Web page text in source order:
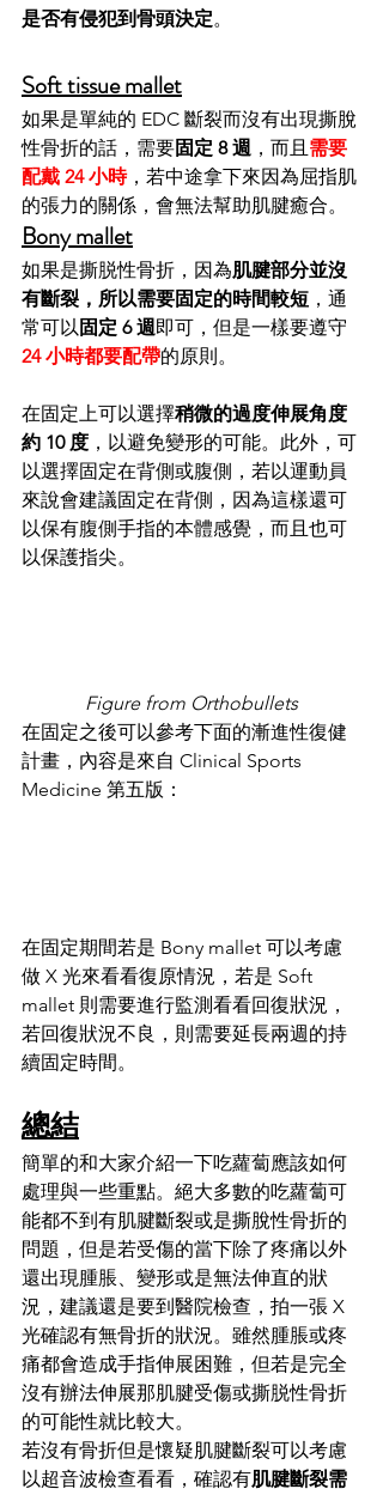
是否有侵犯到骨頭決定。
Soft tissue mallet
如果是單純的 EDC 斷裂而沒有出現撕脫
性骨折的話，需要固定 8 週 ，而且 需要
配戴 24 小時，若中途拿下來因為屈指肌
的張力的關係，會無法幫助肌腱癒合。
Bony mallet
如果是撕脱性骨折，因為肌腱部分並沒
有斷裂，所以需要固定的時間較短 ，通
常可以 固定 6 週即可，但是一樣要遵守
24 小時都要配帶的原則。
在固定上可以選擇稍微的過度伸展角度
約 10 度 ，以避免變形的可能。此外，可
以選擇固定在背側或腹側，若以運動員
來說會建議固定在背側，因為這樣還可
以保有腹側手指的本體感覺，而且也可
以保護指尖。
Figure from Orthobullets
在固定之後可以參考下面的漸進性復健
計畫，內容是來自 Clinical Sports
Medicine 第五版：
在固定期間若是 Bony mallet 可以考慮
做 X 光來看看復原情況，若是 Soft
mallet 則需要進行監測看看回復狀況，
若回復狀況不良，則需要延長兩週的持
續固定時間。
總結
簡單的和大家介紹一下吃蘿蔔應該如何
處理與一些重點。絕大多數的吃蘿蔔可
能都不到有肌腱斷裂或是撕脫性骨折的
問題，但是若受傷的當下除了疼痛以外
還出現腫脹、變形或是無法伸直的狀
況，建議還是要到醫院檢查，拍一張 X
光確認有無骨折的狀況。 雖然腫脹或疼
痛都會造成手指伸展困難，但若是完全
沒有辦法伸展那肌腱受傷或撕脱性骨折
的可能性就比較大。
若沒有骨折但是懷疑肌腱斷裂可以考慮
以超音波檢查看看，確認有肌腱斷裂需